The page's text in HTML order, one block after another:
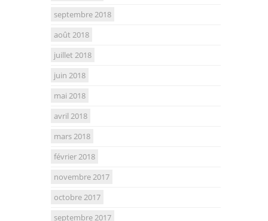
septembre 2018
août 2018
juillet 2018
juin 2018
mai 2018
avril 2018
mars 2018
février 2018
novembre 2017
octobre 2017
septembre 2017